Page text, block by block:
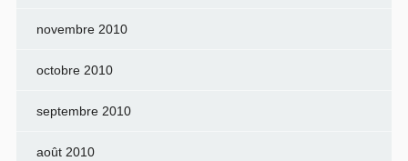
novembre 2010
octobre 2010
septembre 2010
août 2010